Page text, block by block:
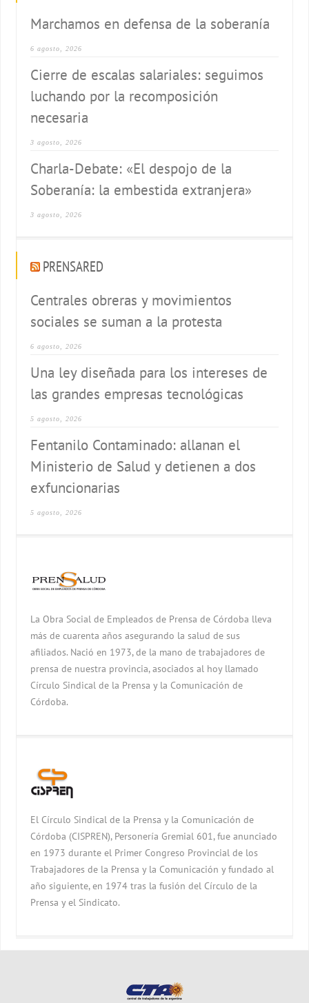
Marchamos en defensa de la soberanía
6 agosto, 2026
Cierre de escalas salariales: seguimos
luchando por la recomposición
necesaria
3 agosto, 2026
Charla-Debate: «El despojo de la
Soberanía: la embestida extranjera»
3 agosto, 2026
PRENSARED
Centrales obreras y movimientos
sociales se suman a la protesta
6 agosto, 2026
Una ley diseñada para los intereses de
las grandes empresas tecnológicas
5 agosto, 2026
Fentanilo Contaminado: allanan el
Ministerio de Salud y detienen a dos
exfuncionarias
5 agosto, 2026
La Obra Social de Empleados de Prensa de Córdoba lleva
más de cuarenta años asegurando la salud de sus
afiliados. Nació en 1973, de la mano de trabajadores de
prensa de nuestra provincia, asociados al hoy llamado
Círculo Sindical de la Prensa y la Comunicación de
Córdoba.
El Círculo Sindical de la Prensa y la Comunicación de
Córdoba (CISPREN), Personería Gremial 601, fue anunciado
en 1973 durante el Primer Congreso Provincial de los
Trabajadores de la Prensa y la Comunicación y fundado al
año siguiente, en 1974 tras la fusión del Círculo de la
Prensa y el Sindicato.